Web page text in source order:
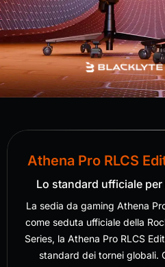
Athena Pro RLCS
Lo standard ufficiale
La sedia da gaming Athena
come seduta ufficiale della
Series, la Athena Pro RLCS
standard dei tornei globali.